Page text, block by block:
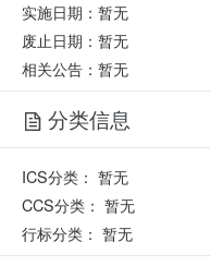
实施日期： 暂无
废止日期： 暂无
相关公告：暂无
分类信息
ICS分类： 暂无
CCS分类： 暂无
行标分类： 暂无